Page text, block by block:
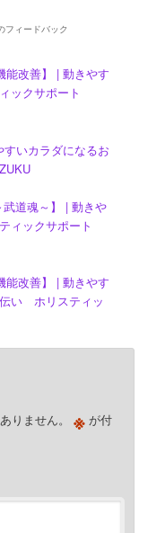
フィードバック
能改善】 | 動きやす
ックサポート
すいカラダになるお
武道魂～】 | 動きや
ィックサポート
能改善】 | 動きやす
い ホリスティッ
りません。 ※ が付